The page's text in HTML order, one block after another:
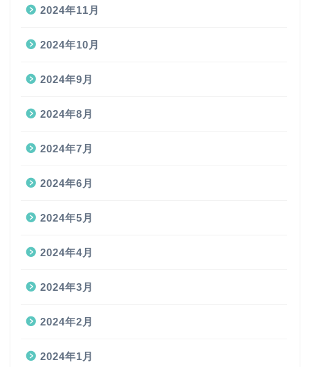
2024年11月
2024年10月
2024年9月
2024年8月
2024年7月
2024年6月
2024年5月
2024年4月
2024年3月
2024年2月
2024年1月